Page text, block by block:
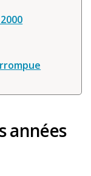
années